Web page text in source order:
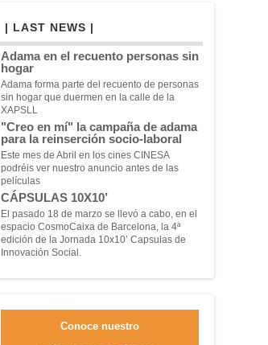
| LAST NEWS |
Adama en el recuento personas sin
hogar
Adama forma parte del recuento de personas
sin hogar que duermen en la calle de la
XAPSLL
"Creo en mí" la campaña de adama
para la reinserción socio-laboral
Este mes de Abril en los cines CINESA
podréis ver nuestro anuncio antes de las
películas
CÁPSULAS 10X10’
El pasado 18 de marzo se llevó a cabo, en el
espacio CosmoCaixa de Barcelona, la 4ª
edición de la Jornada 10x10’ Capsulas de
Innovación Social.
Conoce nuestro